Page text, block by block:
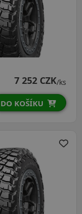
7 252 CZK/ks
DO KOŠÍKU